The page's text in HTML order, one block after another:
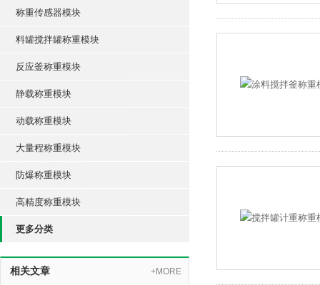
称重传感器模块
料罐搅拌罐称重模块
反应釜称重模块
静载称重模块
动载称重模块
大量程称重模块
防爆称重模块
高精度称重模块
更多分类
相关文章 +MORE